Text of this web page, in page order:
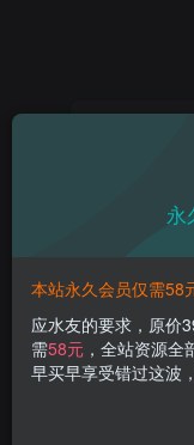
注册
设置新密码
重复密码
永
本站永久会员仅需58
应水友的要求，原价
需58元 ，全站资源全
早买早享受错过这波